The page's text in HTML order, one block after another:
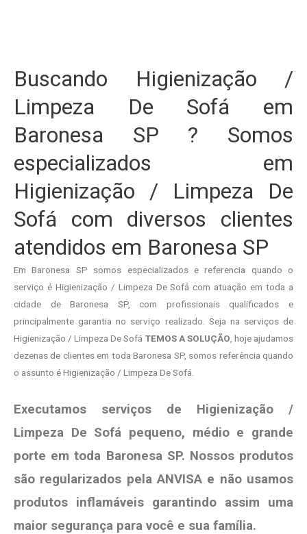
Buscando Higienização /
Limpeza De Sofá em
Baronesa SP ? Somos
especializados em
Higienização / Limpeza De
Sofá com diversos clientes
atendidos em Baronesa SP
Em Baronesa SP somos especializados e referencia quando o
serviço é Higienização / Limpeza De Sofá com atuação em toda a
cidade de Baronesa SP, com profissionais qualificados e
principalmente garantia no serviço realizado. Seja na serviços de
Higienização / Limpeza De Sofá TEMOS A SOLUÇÃO , hoje ajudamos
dezenas de clientes em toda Baronesa SP, somos referência quando
o assunto é Higienização / Limpeza De Sofá.
Executamos serviços de Higienização /
Limpeza De Sofá pequeno, médio e grande
porte em toda Baronesa SP. Nossos produtos
são regularizados pela ANVISA e não usamos
produtos inflamáveis garantindo assim uma
maior segurança para você e sua família.